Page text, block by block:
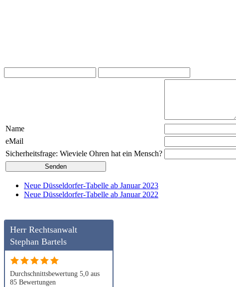
Name
eMail
Sicherheitsfrage: Wieviele Ohren hat ein Mensch?
Neue Düsseldorfer-Tabelle ab Januar 2023
Neue Düsseldorfer-Tabelle ab Januar 2022
Herr Rechtsanwalt
Stephan Bartels
Durchschnittsbewertung 5,0 aus
85 Bewertungen